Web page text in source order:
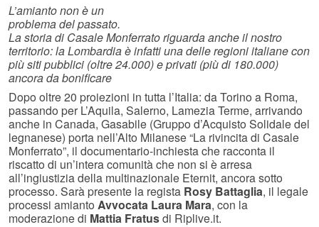
L’amianto non è un
problema del passato.
La storia di Casale Monferrato riguarda anche il nostro
territorio: la Lombardia è infatti una delle regioni italiane con
più siti pubblici (oltre 24.000) e privati (più di 180.000)
ancora da bonificare
Dopo oltre 20 proiezioni in tutta l’Italia: da Torino a Roma,
passando per L’Aquila, Salerno, Lamezia Terme, arrivando
anche in Canada, Gasabile (Gruppo d’Acquisto Solidale del
legnanese) porta nell’Alto Milanese “La rivincita di Casale
Monferrato”, il documentario-inchiesta che racconta il
riscatto di un’intera comunità che non si è arresa
all’ingiustizia della multinazionale Eternit, ancora sotto
processo. Sarà presente la regista Rosy Battaglia, il legale
processi amianto Avvocata Laura Mara, con la
moderazione di Mattia Fratusdi Riplive.it.